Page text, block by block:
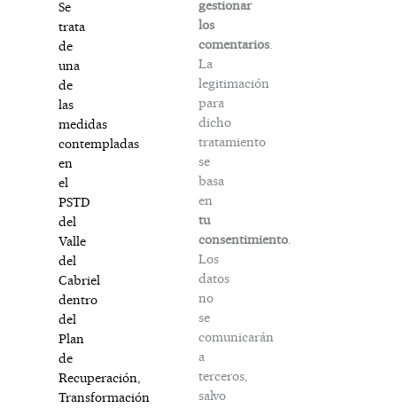
Se
trata
de
una
de
las
medidas
contempladas
en
el
PSTD
del
Valle
del
Cabriel
dentro
del
Plan
de
Recuperación,
Transformación
gestionar
los
comentarios.
La
legitimación
para
dicho
tratamiento
se
basa
en
tu
consentimiento.
Los
datos
no
se
comunicarán
a
terceros,
salvo